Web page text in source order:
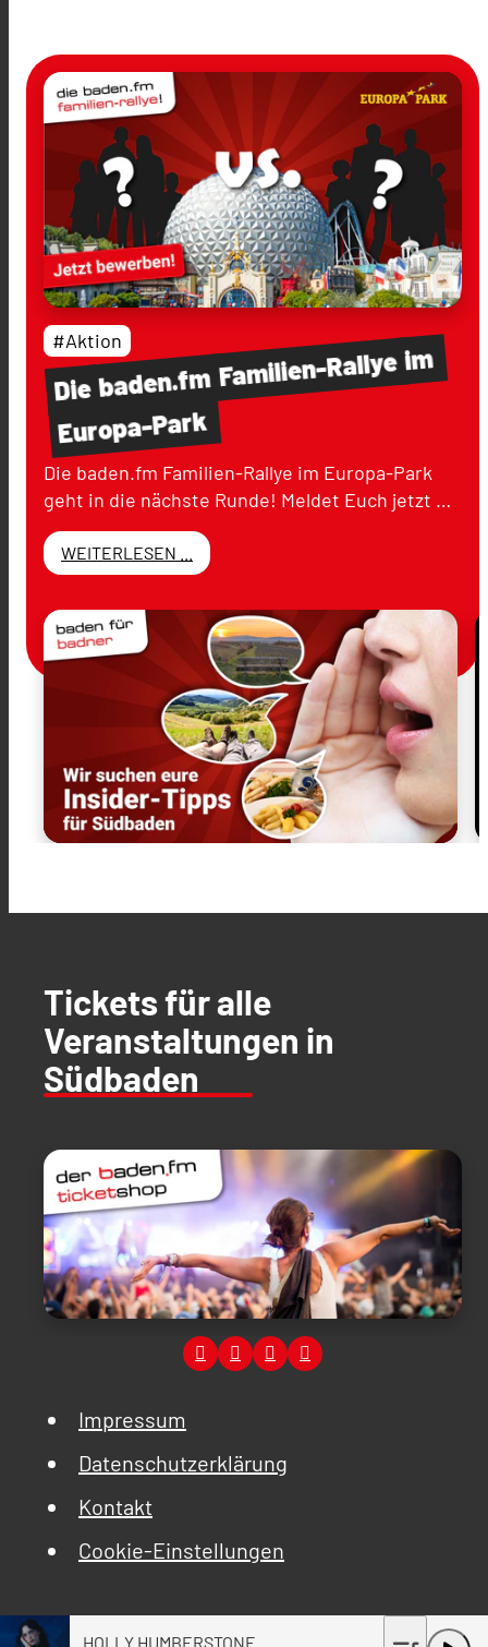
Diebaden.fmFamilien-Rallyeim
Europa-Park
#Aktion
Die baden.fm Familien-Rallye im Europa-Park
geht in die nächste Runde! Meldet Euch jetzt …
WEITERLESEN ...
Tickets für alle
Veranstaltungen in
Südbaden
Impressum
Datenschutzerklärung
Kontakt
Cookie-Einstellungen
HOLLY HUMBERSTONE